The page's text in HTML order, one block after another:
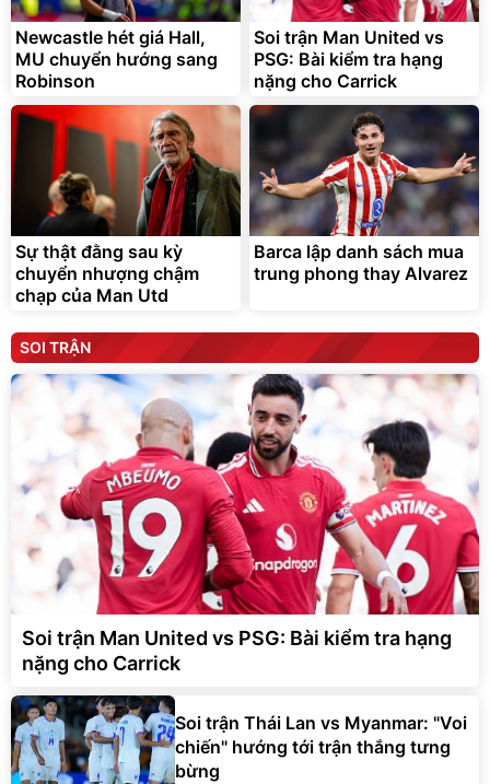
Newcastle hét giá Hall,
MU chuyển hướng sang
Robinson
Soi trận Man United vs
PSG: Bài kiểm tra hạng
nặng cho Carrick
Sự thật đằng sau kỳ
chuyển nhượng chậm
chạp của Man Utd
Barca lập danh sách mua
trung phong thay Alvarez
SOI TRẬN
Soi trận Man United vs PSG: Bài kiểm tra hạng
nặng cho Carrick
Soi trận Thái Lan vs Myanmar: "Voi
chiến" hướng tới trận thắng tưng
bừng